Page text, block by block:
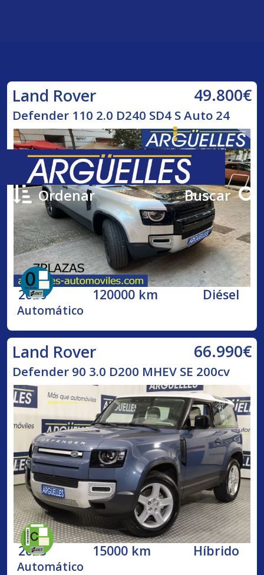
Ordenar Buscar
Land Rover 49.800€
Defender 110 2.0 D240 SD4 S Auto 24
2020 120000 km Diésel
Automático
Land Rover 66.990€
Defender 90 3.0 D200 MHEV SE 200cv
2023 15000 km Híbrido
Automático